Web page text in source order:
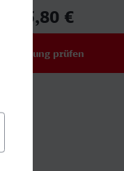
25,80 €
Verbindung prüfen